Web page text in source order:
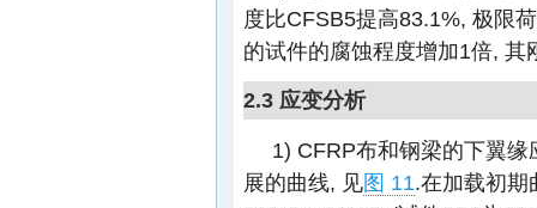
度比CFSB5提高83.1%, 极限
的试件的腐蚀程度增加1倍,
2.3 应变分析
1) CFRP布和钢梁的下翼
展的曲线, 见图 11.在加载初期